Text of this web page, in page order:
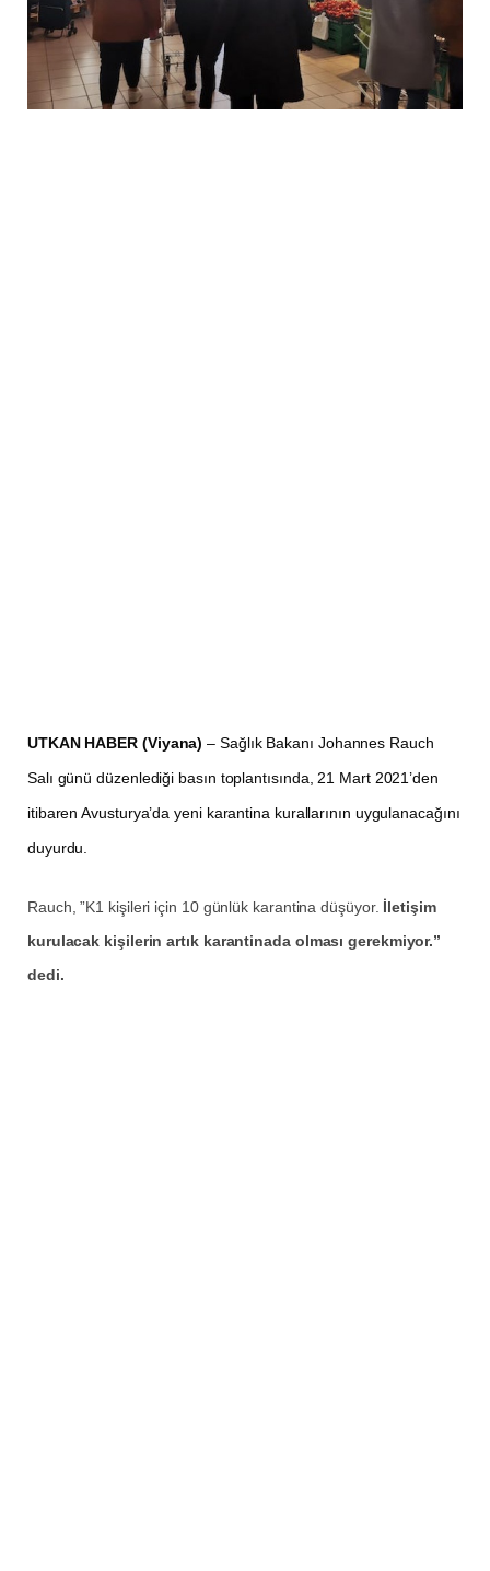
UTKAN HABER (Viyana) – Sağlık Bakanı Johannes Rauch
Salı günü düzenlediği basın toplantısında, 21 Mart 2021’den
itibaren Avusturya’da yeni karantina kurallarının uygulanacağını
duyurdu.
Rauch, ”K1 kişileri için 10 günlük karantina düşüyor. İletişim
kurulacak kişilerin artık karantinada olması gerekmiyor.”
dedi.